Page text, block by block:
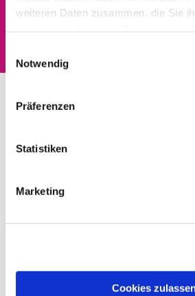
weiteren Daten zusammen, die Sie
Notwendig
Präferenzen
Statistiken
Marketing
Cookies
Dies könnte